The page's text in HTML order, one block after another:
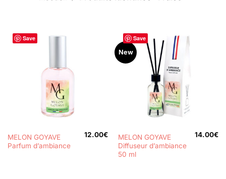
Save
MELON GOYAVE
Parfum d’ambiance
12.00€
Save
New
MELON GOYAVE
Diffuseur d’ambiance
50 ml
14.00€